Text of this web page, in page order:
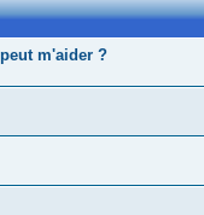
m'aider ?